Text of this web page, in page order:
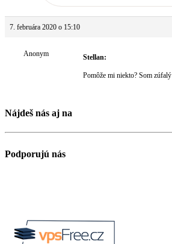
7. februára 2020 o 15:10
Anonym Stellan:
Pomôže mi niekto? Som zúfalý
Nájdeš nás aj na
Podporujú nás